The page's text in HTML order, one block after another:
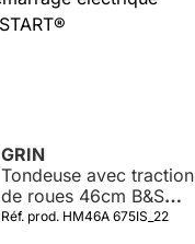
GRIN
Tondeuse avec traction
de roues 46cm B&S
675IS 4 temps 163cm³
Réf. prod. HM46A 675IS_22